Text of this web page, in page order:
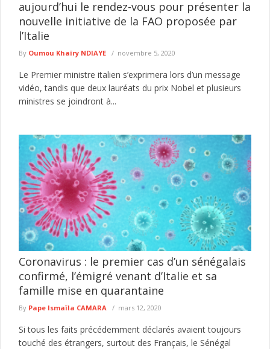
aujourd’hui le rendez-vous pour présenter la
nouvelle initiative de la FAO proposée par
l’Italie
By Oumou Khaïry NDIAYE novembre 5, 2020
Le Premier ministre italien s’exprimera lors d’un message
vidéo, tandis que deux lauréats du prix Nobel et plusieurs
ministres se joindront à...
Coronavirus : le premier cas d’un sénégalais
confirmé, l’émigré venant d’Italie et sa
famille mise en quarantaine
By Pape Ismaïla CAMARA mars 12, 2020
Si tous les faits précédemment déclarés avaient toujours
touché des étrangers, surtout des Français, le Sénégal